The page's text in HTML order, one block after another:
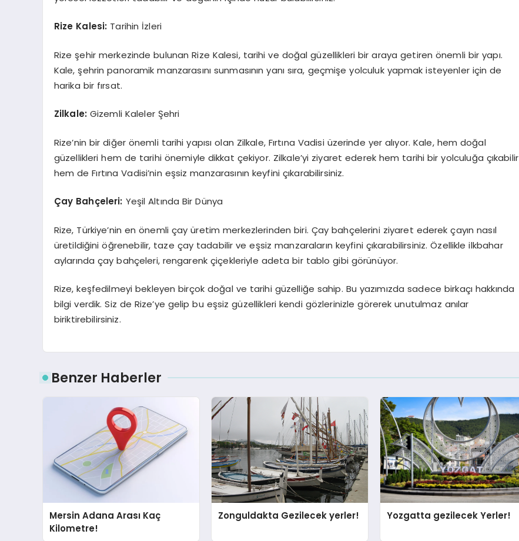
Rize Kalesi: Tarihin İzleri
Rize şehir merkezinde bulunan Rize Kalesi, tarihi ve doğal güzellikleri bir araya getiren önemli bir yapı.
Kale, şehrin panoramik manzarasını sunmasının yanı sıra, geçmişe yolculuk yapmak isteyenler için de
harika bir fırsat.
Zilkale: Gizemli Kaleler Şehri
Rize’nin bir diğer önemli tarihi yapısı olan Zilkale, Fırtına Vadisi üzerinde yer alıyor. Kale, hem doğal
güzellikleri hem de tarihi önemiyle dikkat çekiyor. Zilkale’yi ziyaret ederek hem tarihi bir yolculuğa çıkabilir
hem de Fırtına Vadisi’nin eşsiz manzarasının keyfini çıkarabilirsiniz.
Çay Bahçeleri: Yeşil Altında Bir Dünya
Rize, Türkiye’nin en önemli çay üretim merkezlerinden biri. Çay bahçelerini ziyaret ederek çayın nasıl
üretildiğini öğrenebilir, taze çay tadabilir ve eşsiz manzaraların keyfini çıkarabilirsiniz. Özellikle ilkbahar
aylarında çay bahçeleri, rengarenk çiçekleriyle adeta bir tablo gibi görünüyor.
Rize, keşfedilmeyi bekleyen birçok doğal ve tarihi güzelliğe sahip. Bu yazımızda sadece birkaçı hakkında
bilgi verdik. Siz de Rize’ye gelip bu eşsiz güzellikleri kendi gözlerinizle görerek unutulmaz anılar
biriktirebilirsiniz.
Benzer Haberler
Mersin Adana Arası Kaç
Kilometre!
Zonguldakta Gezilecek yerler! Yozgatta gezilecek Yerler!